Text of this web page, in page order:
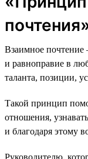
Взаимное почтение
и равноправие в
таланта, позиции,
Такой принцип
отношения,
и благодаря этому
Руководителю,